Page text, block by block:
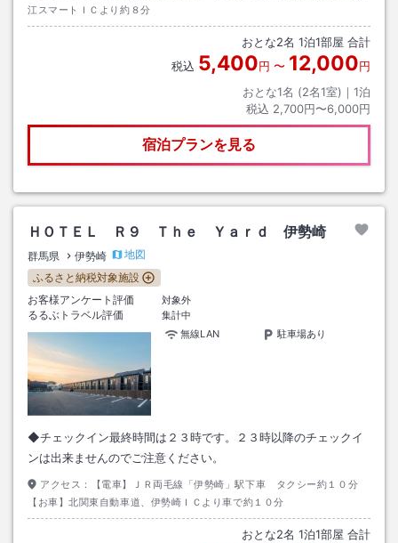
江スマートＩＣより約８分
おとな2名 1泊1部屋 合計
税込 5,400円 〜 12,000円
おとな1名 (2名1室)｜ 1泊
税込 2,700円〜6,000円
宿泊プランを見る
ＨＯＴＥＬ Ｒ９ Ｔｈｅ Ｙａｒｄ 伊勢崎
群馬県 伊勢崎
地図
ふるさと納税対象施設
お客様アンケート評価
対象外
るるぶトラベル評価
集計中
無線LAN
駐車場あり
◆チェックイン最終時間は２３時です。２３時以降のチェックイ
ンは出来ませんのでご注意ください。
アクセス：
【電車】ＪＲ両毛線「伊勢崎」駅下車 タクシー約１０分
【お車】北関東自動車道、伊勢崎ＩＣより車で約１０分
おとな2名 1泊1部屋 合計